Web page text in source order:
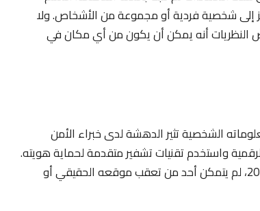
إلى شخصية فردية أو مجموعة من الأشخاص. ولا
أنه يمكن أن يكون من أي مكان في
الشخصية تثير الدهشة لدى خبراء الأمن
واستخدم تقنيات تشفير متقدمة لحماية هويته.
وحتى بعد أن توقف عن التواصل مع المجتمع في عام 2011، لم يتمكن أحد من تعقب موقعه الحقيقي أو